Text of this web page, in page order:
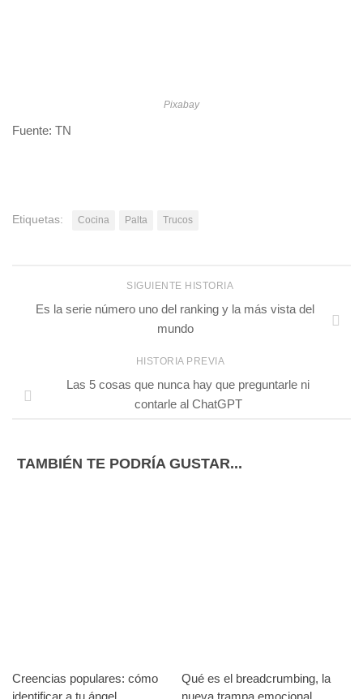
Pixabay
Fuente: TN
Etiquetas: Cocina Palta Trucos
SIGUIENTE HISTORIA
Es la serie número uno del ranking y la más vista del
mundo
HISTORIA PREVIA
Las 5 cosas que nunca hay que preguntarle ni
contarle al ChatGPT
TAMBIÉN TE PODRÍA GUSTAR...
Creencias populares: cómo
identificar a tu ángel
Qué es el breadcrumbing, la
nueva trampa emocional